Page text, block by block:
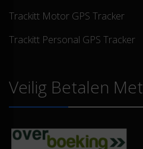
Trackitt Motor GPS Tracker
Trackitt Personal GPS Tracker
Veilig Betalen Met